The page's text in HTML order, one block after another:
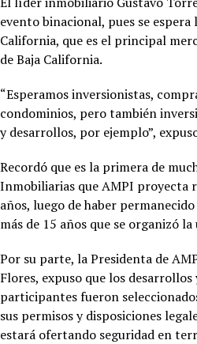
evento binacional, pues se
California, que es el principal
de Baja California.
“Esperamos inversionistas,
condominios, pero también
y desarrollos, por ejemplo”,
Recordó que es la primera de
Inmobiliarias que AMPI proyecta
años, luego de haber
más de 15 años que se organizó
Por su parte, la Presidenta de
Flores, expuso que los
participantes fueron
sus permisos y disposiciones
estará ofertando seguridad en